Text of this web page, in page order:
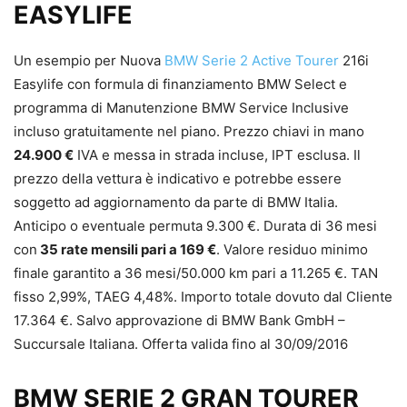
EASYLIFE
Un esempio per Nuova BMW Serie 2 Active Tourer 216i
Easylife con formula di finanziamento BMW Select e
programma di Manutenzione BMW Service Inclusive
incluso gratuitamente nel piano. Prezzo chiavi in mano
24.900 € IVA e messa in strada incluse, IPT esclusa. Il
prezzo della vettura è indicativo e potrebbe essere
soggetto ad aggiornamento da parte di BMW Italia.
Anticipo o eventuale permuta 9.300 €. Durata di 36 mesi
con 35 rate mensili pari a 169 €. Valore residuo minimo
finale garantito a 36 mesi/50.000 km pari a 11.265 €. TAN
fisso 2,99%, TAEG 4,48%. Importo totale dovuto dal Cliente
17.364 €. Salvo approvazione di BMW Bank GmbH –
Succursale Italiana. Offerta valida fino al 30/09/2016
BMW SERIE 2 GRAN TOURER